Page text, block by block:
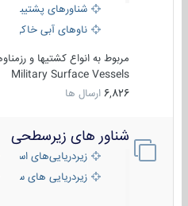
شناورهای پشتیبانی
ناوهای آبی خاکی و
مربوط به انواع کشتیها و
Military Surface Vessels
6,826 ارسال ها
شناور های زیرسطحی
زیردریایی‌های
زیردریایی های سبک